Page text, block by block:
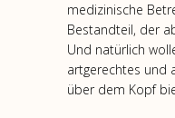
medizinische
Bestandteil, der
Und natürlich
artgerechtes und
über dem Kopf